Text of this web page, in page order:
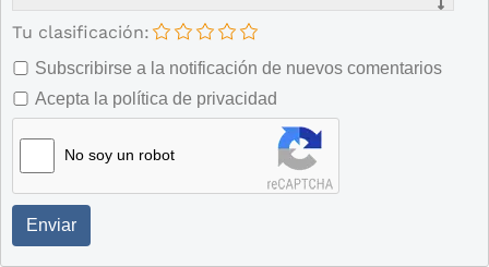
Tu clasificación:
Subscribirse a la notificación de nuevos comentarios
Acepta la política de privacidad
No soy un robot
Enviar